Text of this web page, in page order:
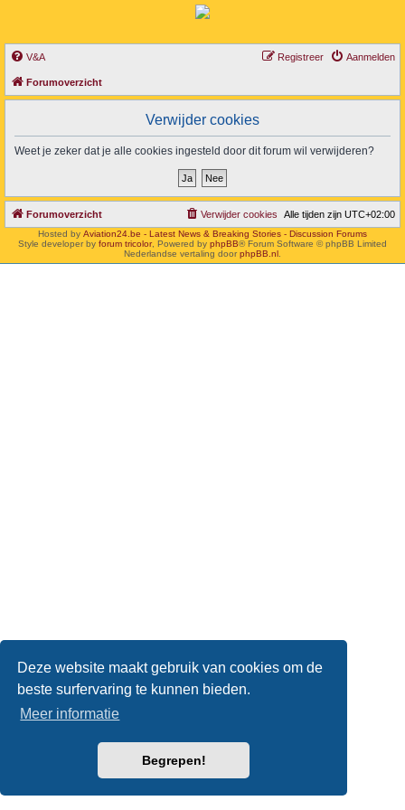
Deze website maakt gebruik van cookies om de
beste surfervaring te kunnen bieden.
Meer informatie
Begrepen!
V&A Aanmelden
Registreer
Forumoverzicht
Verwijder cookies
Weet je zeker dat je alle cookies ingesteld door dit forum wil verwijderen?
Forumoverzicht Alle tijden zijn UTC+02:00
Verwijder cookies
Hosted by Aviation24.be - Latest News & Breaking Stories - Discussion Forums
Style developer by forum tricolor, Powered by phpBB® Forum Software © phpBB Limited
Nederlandse vertaling doorphpBB.nl